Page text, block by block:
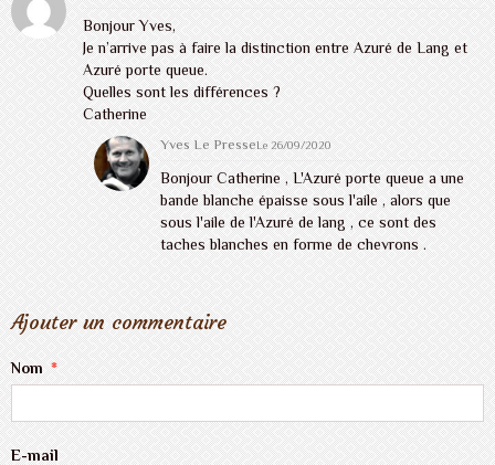
Bonjour Yves,
Je n’arrive pas à faire la distinction entre Azuré de Lang et
Azuré porte queue.
Quelles sont les différences ?
Catherine
Yves Le PresseLe 26/09/2020
Bonjour Catherine , L'Azuré porte queue a une
bande blanche épaisse sous l'aile , alors que
sous l'aile de l'Azuré de lang , ce sont des
taches blanches en forme de chevrons .
Ajouter un commentaire
Nom
E-mail